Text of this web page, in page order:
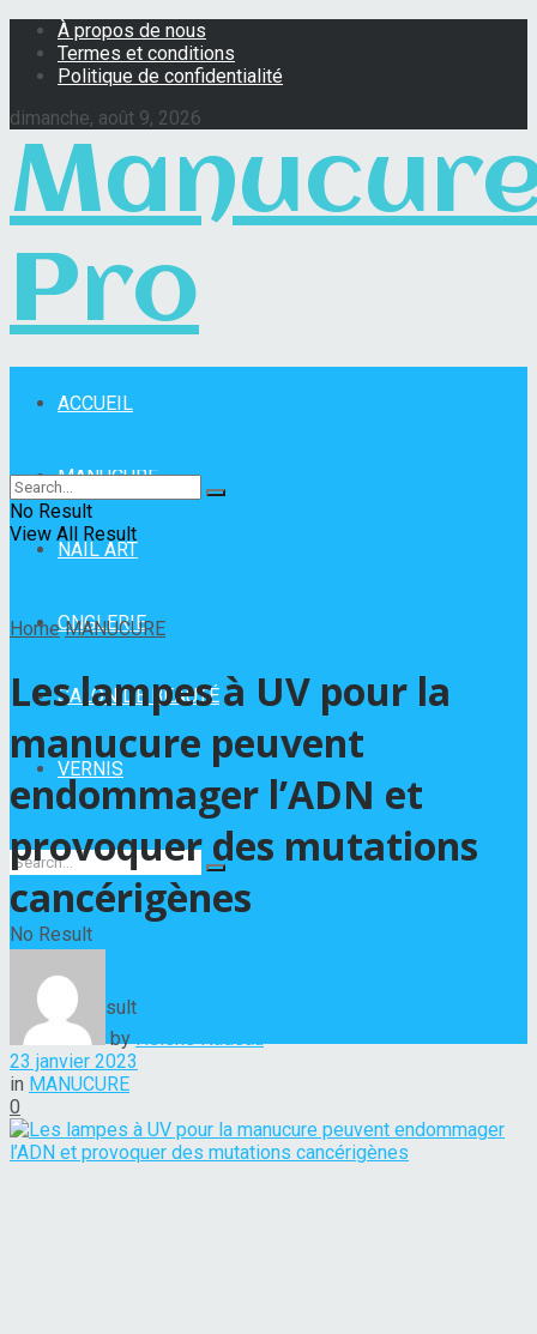
À propos de nous
Termes et conditions
Politique de confidentialité
dimanche, août 9, 2026
Pro
ACCUEIL
MANUCURE
NAIL ART
ONGLERIE
SALON DE BEAUTÉ
VERNIS
No Result
View All Result
No Result
View All Result
Home MANUCURE
Les lampes à UV pour la
manucure peuvent
endommager l’ADN et
provoquer des mutations
cancérigènes
by Hélène Nadeau
23 janvier 2023
in MANUCURE
0